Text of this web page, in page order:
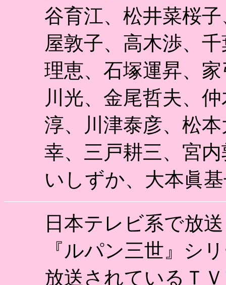
谷育江、松井菜桜
屋敦子、高木渉、
理恵、石塚運昇、
川光、金尾哲夫、
淳、川津泰彦、松
幸、三戸耕三、宮
いしずか、大本眞
日本テレビ系で放
『ルパン三世』シ
放送されているＴ